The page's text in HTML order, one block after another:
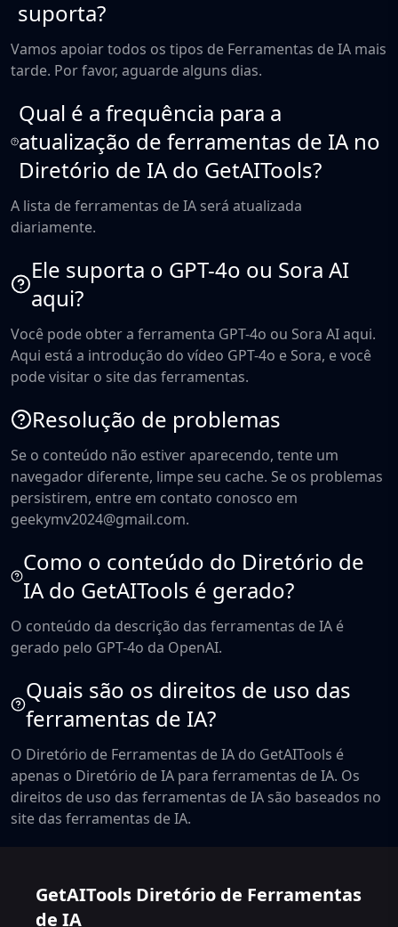
suporta?
Vamos apoiar todos os tipos de Ferramentas de IA mais
tarde. Por favor, aguarde alguns dias.
Qual é a frequência para a
atualização de ferramentas de IA no
Diretório de IA do GetAITools?
A lista de ferramentas de IA será atualizada
diariamente.
Ele suporta o GPT-4o ou Sora AI
aqui?
Você pode obter a ferramenta GPT-4o ou Sora AI aqui.
Aqui está a introdução do vídeo GPT-4o e Sora, e você
pode visitar o site das ferramentas.
Resolução de problemas
Se o conteúdo não estiver aparecendo, tente um
navegador diferente, limpe seu cache. Se os problemas
persistirem, entre em contato conosco em
geekymv2024@gmail.com.
Como o conteúdo do Diretório de
IA do GetAITools é gerado?
O conteúdo da descrição das ferramentas de IA é
gerado pelo GPT-4o da OpenAI.
Quais são os direitos de uso das
ferramentas de IA?
O Diretório de Ferramentas de IA do GetAITools é
apenas o Diretório de IA para ferramentas de IA. Os
direitos de uso das ferramentas de IA são baseados no
site das ferramentas de IA.
GetAITools Diretório de Ferramentas
de IA